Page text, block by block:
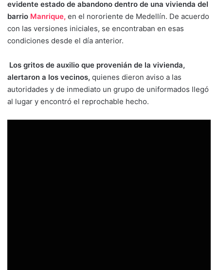
evidente estado de abandono dentro de una vivienda del
barrio Manrique, en el nororiente de Medellín. De acuerdo
con las versiones iniciales, se encontraban en esas
condiciones desde el día anterior.
Los gritos de auxilio que provenián de la vivienda,
alertaron a los vecinos, quienes dieron aviso a las
autoridades y de inmediato un grupo de uniformados llegó
al lugar y encontró el reprochable hecho.